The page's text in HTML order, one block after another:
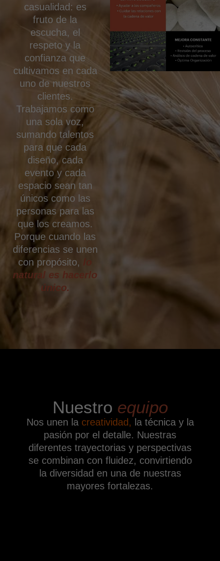
casualidad: es
fruto de la
escucha, el
respeto y la
confianza que
cultivamos en cada
uno de nuestros
clientes.
Trabajamos como
una sola voz,
sumando talentos
para que cada
diseño, cada
evento y cada
espacio sean tan
únicos como las
personas para las
que los creamos.
Porque cuando las
diferencias se unen
con propósito,
natural es hacerlo
único.
Nuestro equipo
Nos unen la creatividad, la técnica y la
pasión por el detalle. Nuestras
diferentes trayectorias y perspectivas
se combinan con fluidez, convirtiendo
la diversidad en una de nuestras
mayores fortalezas.